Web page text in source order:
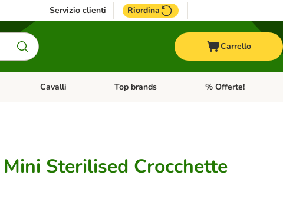
Servizio clienti Riordina
Carrello
Uccelli Apri Menu Categoria: Acquaristica
Cavalli Apri Menu Categoria: Cavalli
Top brands Apri Menu Categoria:
% Offerte!
Sterilised Crocchette